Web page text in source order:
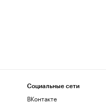
Социальные сети
ВКонтакте